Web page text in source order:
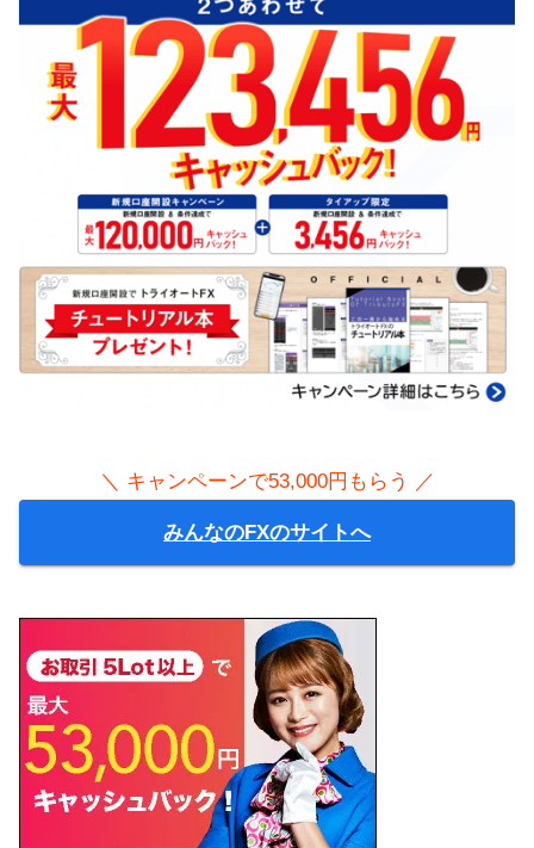
＼ キャンペーンで53,000円もらう ／
みんなのFXのサイトへ